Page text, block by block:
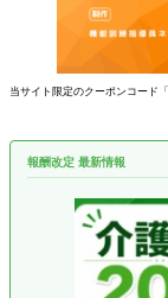
当サイト限定のクーポンコード「
報酬改定 最新情報